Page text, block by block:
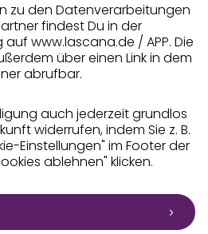
zu den Datenverarbeitungen
findest Du in der
www.lascana.de / APP. Die
über einen Link in dem
abrufbar.
auch jederzeit grundlos
widerrufen, indem Sie z. B.
Einstellungen" im Footer der
ablehnen" klicken.